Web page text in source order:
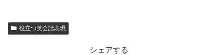
役立つ英会話表現
シェアする